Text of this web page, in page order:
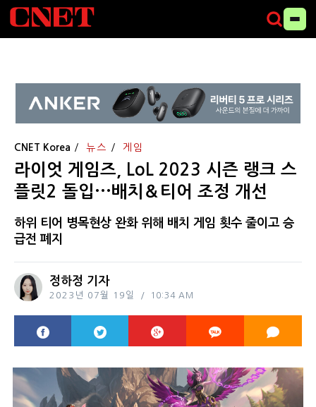
CNET Korea 뉴스 게임
라이엇 게임즈, LoL 2023 시즌 랭크 스
플릿2 돌입···배치＆티어 조정 개선
하위 티어 병목현상 완화 위해 배치 게임 횟수 줄이고 승
급전 폐지
정하정 기자
2023년 07월 19일 10:34 AM